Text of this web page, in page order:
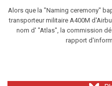
Alors que la "Naming ceremony"
transporteur militaire A400M
nom d' "Atlas", la commission
rapport